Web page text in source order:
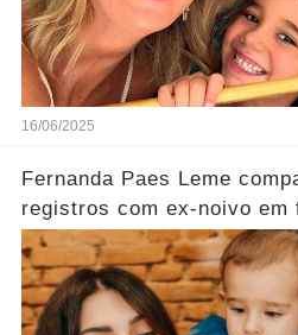
16/06/2025
Fernanda Paes Leme
registros com ex-noivo em
filha